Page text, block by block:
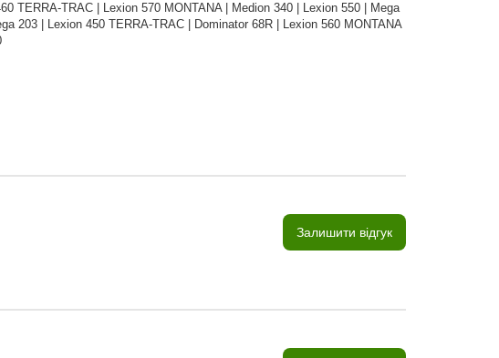
TERRA-TRAC | Lexion 570 MONTANA | Medion 340 | Lexion 550 | Mega
203 | Lexion 450 TERRA-TRAC | Dominator 68R | Lexion 560 MONTANA
Залишити відгук